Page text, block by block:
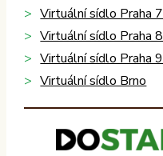
Virtuální sídlo Praha 7
Virtuální sídlo Praha 8
Virtuální sídlo Praha 9
Virtuální sídlo Brno